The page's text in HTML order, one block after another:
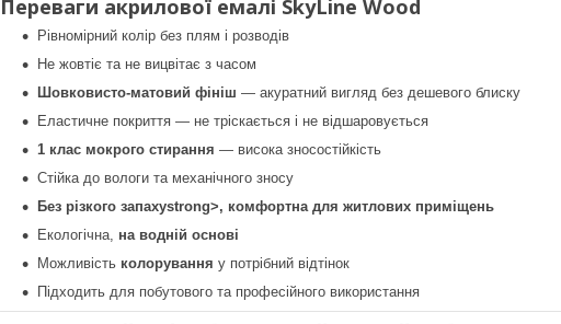
Переваги акрилової емалі SkyLine Wood
Рівномірний колір без плям і розводів
Не жовтіє та не вицвітає з часом
Шовковисто-матовий фініш — акуратний вигляд без дешевого блиску
Еластичне покриття — не тріскається і не відшаровується
1 клас мокрого стирання — висока зносостійкість
Стійка до вологи та механічного зносу
Без різкого запахуstrong>, комфортна для житлових приміщень
Екологічна, на водній основі
Можливість колорування у потрібний відтінок
Підходить для побутового та професійного використання